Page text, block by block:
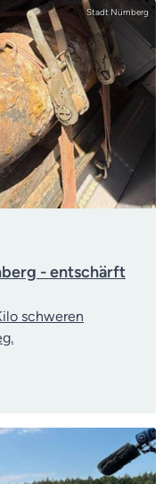
Stadt Nürnberg
- entschärft
schweren